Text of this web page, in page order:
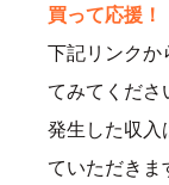
買って応援！
下記リンクか
てみてくださ
発生した収入
ていただきま